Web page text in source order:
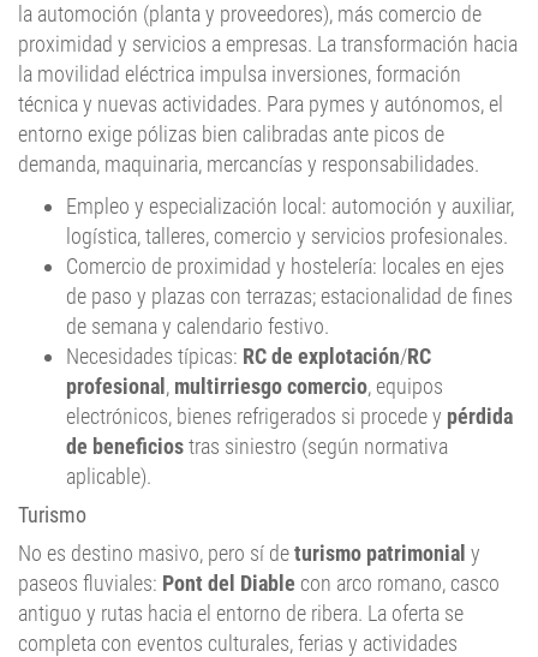
la automoción (planta y proveedores), más comercio de
proximidad y servicios a empresas. La transformación hacia
la movilidad eléctrica impulsa inversiones, formación
técnica y nuevas actividades. Para pymes y autónomos, el
entorno exige pólizas bien calibradas ante picos de
demanda, maquinaria, mercancías y responsabilidades.
Empleo y especialización local: automoción y auxiliar,
logística, talleres, comercio y servicios profesionales.
Comercio de proximidad y hostelería: locales en ejes
de paso y plazas con terrazas; estacionalidad de fines
de semana y calendario festivo.
Necesidades típicas: RC de explotación/RC
profesional , multirriesgo comercio, equipos
electrónicos, bienes refrigerados si procede y pérdida
de beneficiostras siniestro (según normativa
aplicable).
Turismo
No es destino masivo, pero sí deturismo patrimonial y
paseos fluviales: Pont del Diable con arco romano, casco
antiguo y rutas hacia el entorno de ribera. La oferta se
completa con eventos culturales, ferias y actividades